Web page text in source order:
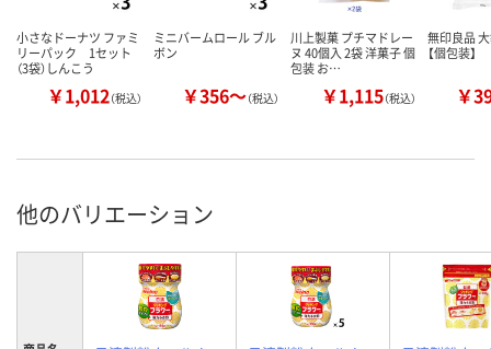
小さなドーナツ ファミ
リーパック 1セット
（3袋）しんこう
￥1,012（税込）
ミニバームロール ブル
ボン
￥356～（税込）
川上製菓 プチマドレー
ヌ 40個入 2袋 洋菓子 個
包装 お…
￥1,115（税込）
無印良品
【個包装】
￥
他のバリエーション